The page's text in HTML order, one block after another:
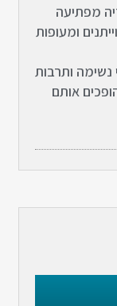
מפתיעה
ומעופות
נשימה ותרבות
אותם